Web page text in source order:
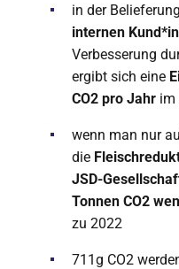
in der Belieferung
internen
Verbesserung
ergibt sich eine
CO2 pro Jahr im
wenn man nur
die
JSD-
Tonnen CO2
zu 2022
711g CO2